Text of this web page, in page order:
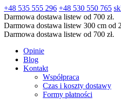
+48 535 555 296 +48 530 550 765
Darmowa dostawa listew od 700 zł.
Darmowa dostawa listew 300 cm od
Darmowa dostawa listew od 700 zł.
Opinie
Blog
Kontakt
Współpraca
Czas i koszty dostawy
Formy płatności